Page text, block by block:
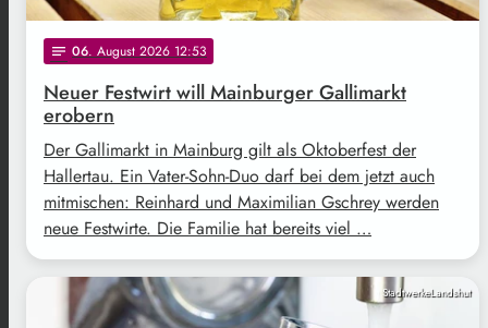
notes 06. August 2026 12:53
Neuer Festwirt will Mainburger Gallimarkt
erobern
Der Gallimarkt in Mainburg gilt als Oktoberfest der
Hallertau. Ein Vater-Sohn-Duo darf bei dem jetzt auch
mitmischen: Reinhard und Maximilian Gschrey werden
neue Festwirte. Die Familie hat bereits viel …
StadtwerkeLandshut